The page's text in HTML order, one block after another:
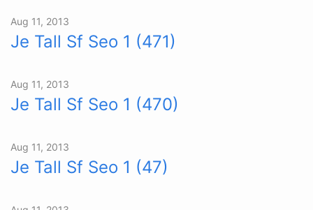
Aug 11, 2013
Je Tall Sf Seo 1 (471)
Aug 11, 2013
Je Tall Sf Seo 1 (470)
Aug 11, 2013
Je Tall Sf Seo 1 (47)